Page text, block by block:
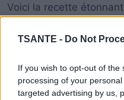
TSANTE - Do Not
If you wish to opt-out of
processing of your
targeted advertising by us,
Voici la recette